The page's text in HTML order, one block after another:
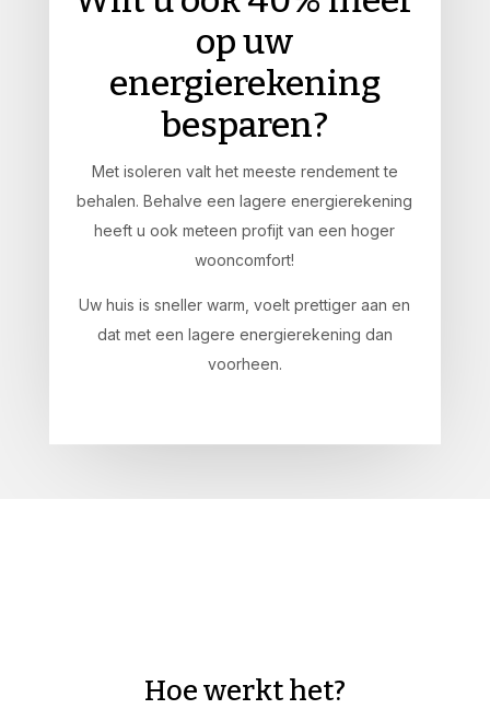
op uw
energierekening
besparen?
Met isoleren valt het meeste rendement te
behalen. Behalve een lagere energierekening
heeft u ook meteen profijt van een hoger
wooncomfort!
Uw huis is sneller warm, voelt prettiger aan en
dat met een lagere energierekening dan
voorheen.
Hoe werkt het?